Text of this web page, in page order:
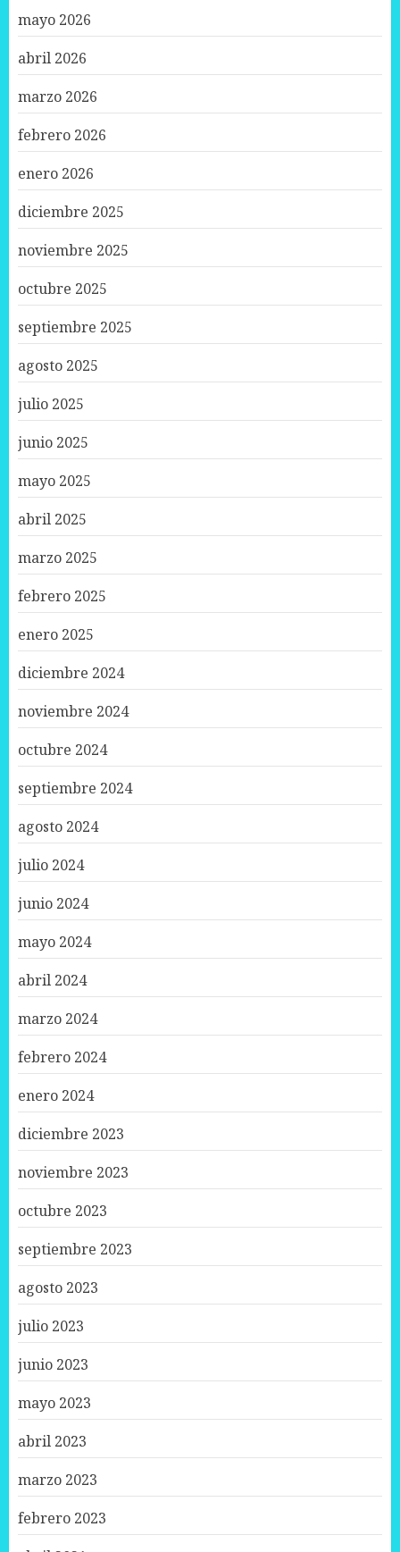
mayo 2026
abril 2026
marzo 2026
febrero 2026
enero 2026
diciembre 2025
noviembre 2025
octubre 2025
septiembre 2025
agosto 2025
julio 2025
junio 2025
mayo 2025
abril 2025
marzo 2025
febrero 2025
enero 2025
diciembre 2024
noviembre 2024
octubre 2024
septiembre 2024
agosto 2024
julio 2024
junio 2024
mayo 2024
abril 2024
marzo 2024
febrero 2024
enero 2024
diciembre 2023
noviembre 2023
octubre 2023
septiembre 2023
agosto 2023
julio 2023
junio 2023
mayo 2023
abril 2023
marzo 2023
febrero 2023